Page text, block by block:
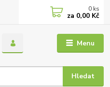
Menu
Hledat
0 ks
za 0,00 Kč